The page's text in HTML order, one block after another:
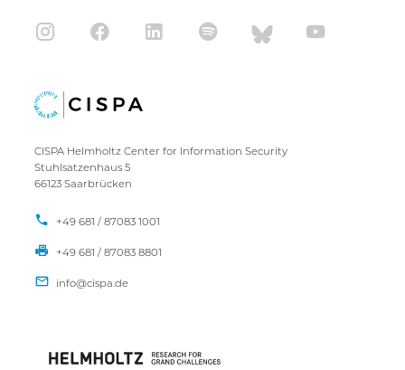
CISPA Helmholtz Center for Information Security
Stuhlsatzenhaus 5
66123 Saarbrücken
+49 681 / 87083 1001
+49 681 / 87083 8801